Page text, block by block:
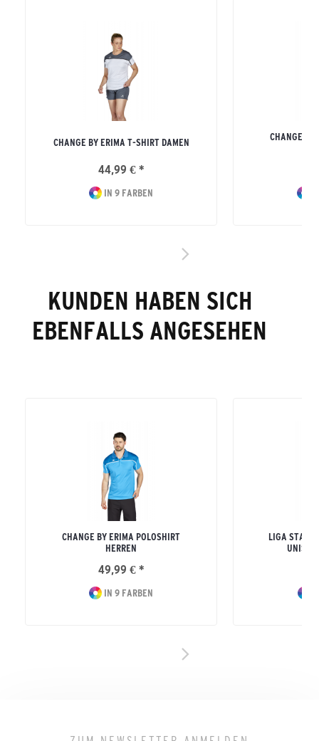
CHANGE BY ERIMA T-SHIRT DAMEN
44,99 € *
IN 9 FARBEN
CHANGE BY
KUNDEN HABEN SICH
EBENFALLS ANGESEHEN
CHANGE BY ERIMA POLOSHIRT
HERREN
49,99 € *
IN 9 FARBEN
LIGA STAR
UNISEX